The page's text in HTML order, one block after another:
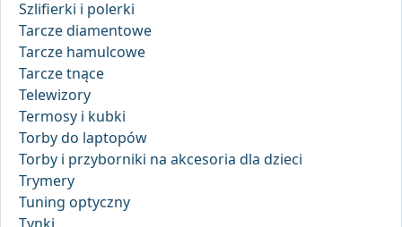
Szlifierki i polerki
Tarcze diamentowe
Tarcze hamulcowe
Tarcze tnące
Telewizory
Termosy i kubki
Torby do laptopów
Torby i przyborniki na akcesoria dla dzieci
Trymery
Tuning optyczny